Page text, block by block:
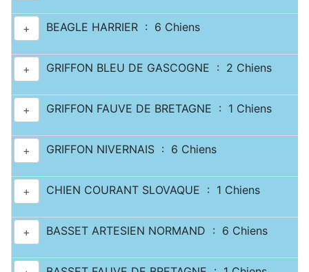
+ BEAGLE HARRIER : 6 Chiens
+ GRIFFON BLEU DE GASCOGNE : 2 Chiens
+ GRIFFON FAUVE DE BRETAGNE : 1 Chiens
+ GRIFFON NIVERNAIS : 6 Chiens
+ CHIEN COURANT SLOVAQUE : 1 Chiens
+ BASSET ARTESIEN NORMAND : 6 Chiens